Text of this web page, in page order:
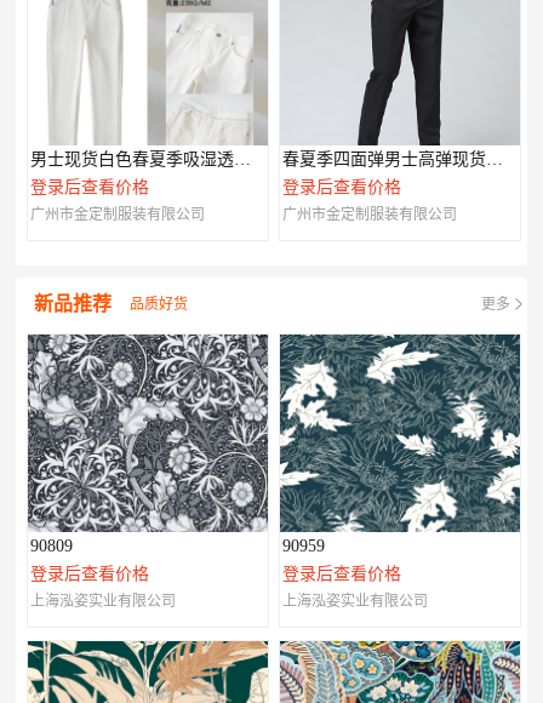
男士现货白色春夏季吸湿透气现货006
登录后查看价格
广州市金定制服装有限公司
春夏季四面弹男士高弹现货休闲裤002
登录后查看价格
广州市金定制服装有限公司
新品推荐 品质好货 更多
90809
登录后查看价格
上海泓姿实业有限公司
90959
登录后查看价格
上海泓姿实业有限公司